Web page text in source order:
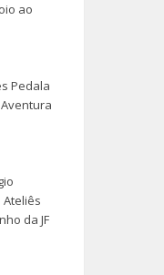
ao
Pedala
Ateliês
da JF